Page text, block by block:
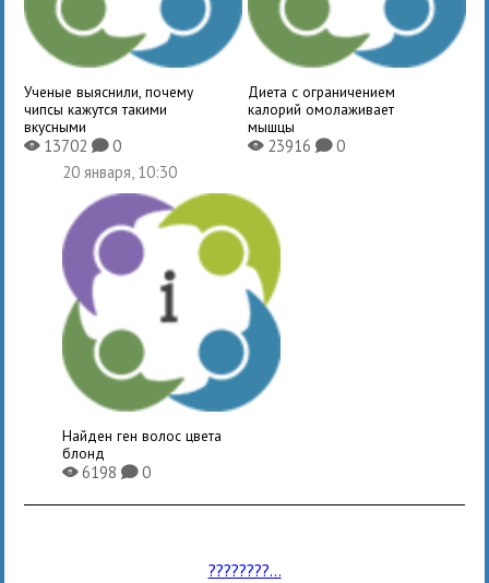
Ученые выяснили, почему
чипсы кажутся такими
вкусными
X13702K0
Диета с ограничением
калорий омолаживает
мышцы
X23916 K0
20 января, 10:30
Найден ген волос цвета
блонд
X6198K0
????????...